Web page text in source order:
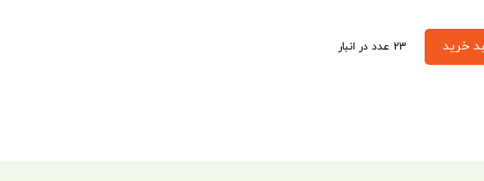
خرید 23 عدد در انبار